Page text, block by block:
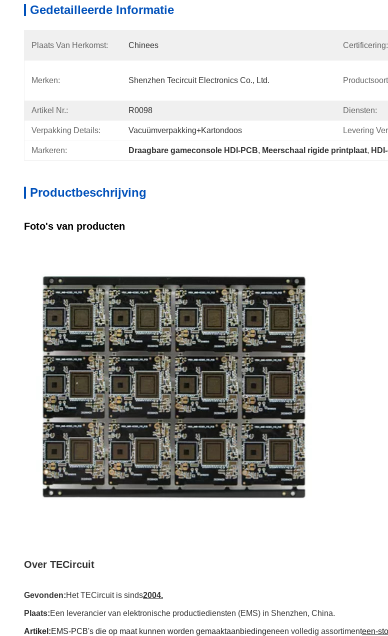
Gedetailleerde Informatie
Plaats Van Herkomst: Chinees Certificering:
Merken: Shenzhen Tecircuit Electronics Co., Ltd.
Artikel Nr.: R0098 Diensten:
Verpakking Details: Vacuümverpakking+kartondoos Levering
Markeren: Draagbare gameconsole HDI-PCB, Meerschaal rigide printplaat,
Productbeschrijving
Foto's van producten
Over TECircuit
Gevonden:Het TECircuit is sinds2004.
Plaats:Een leverancier van elektronische productiediensten (EMS) in Shenzhen, China.
Artikel:EMS-PCB's die op maat kunnen worden gemaaktaanbiedingeneen volledig assortimenteen-